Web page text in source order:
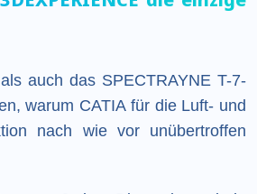
auch das SPECTRAYNE T-7-
warum CATIA für die Luft- und
nach wie vor unübertroffen